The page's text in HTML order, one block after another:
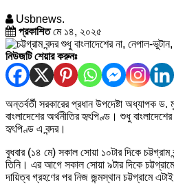
Usbnews.
প্রকাশিতমে ১৪, ২০২৫
নিউজটি শেয়ার করুনঃ
অন্তর্বর্তী সরকারের প্রধান উপদেষ্টা অধ্যাপক ড.
বাংলাদেশের অর্থনীতির হৃৎপিণ্ড। শুধু
হৃৎপিণ্ড এ বন্দর।
বুধবার (১৪ মে) সকাল সোয়া ১০টার দিকে চট্টগ্রাম
তিনি। এর আগে সকাল সোয়া ৯টার দিকে
দায়িত্ব গ্রহণের পর নিজ জন্মস্থান চট্টগ্রামে